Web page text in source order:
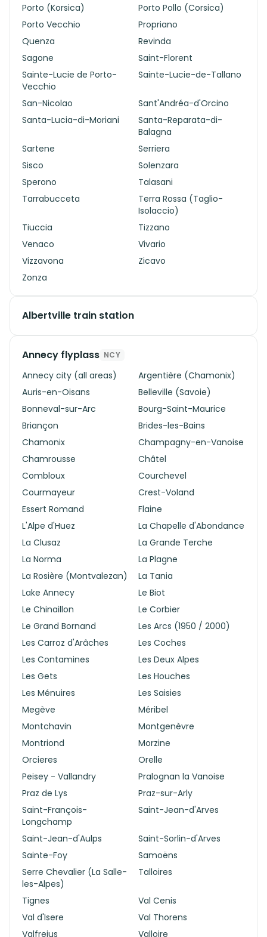
Porto (Korsica)
Porto Pollo (Corsica)
Porto Vecchio
Propriano
Quenza
Revinda
Sagone
Saint-Florent
Sainte-Lucie de Porto-
Vecchio
Sainte-Lucie-de-Tallano
San-Nicolao
Sant'Andréa-d'Orcino
Santa-Lucia-di-Moriani
Santa-Reparata-di-
Balagna
Sartene
Serriera
Sisco
Solenzara
Sperono
Talasani
Tarrabucceta
Terra Rossa (Taglio-
Isolaccio)
Tiuccia
Tizzano
Venaco
Vivario
Vizzavona
Zicavo
Zonza
Albertville train station
Annecy flyplass NCY
Annecy city (all areas)
Argentière (Chamonix)
Auris-en-Oisans
Belleville (Savoie)
Bonneval-sur-Arc
Bourg-Saint-Maurice
Briançon
Brides-les-Bains
Chamonix
Champagny-en-Vanoise
Chamrousse
Châtel
Combloux
Courchevel
Courmayeur
Crest-Voland
Essert Romand
Flaine
L'Alpe d'Huez
La Chapelle d'Abondance
La Clusaz
La Grande Terche
La Norma
La Plagne
La Rosière (Montvalezan)
La Tania
Lake Annecy
Le Biot
Le Chinaillon
Le Corbier
Le Grand Bornand
Les Arcs (1950 / 2000)
Les Carroz d'Arâches
Les Coches
Les Contamines
Les Deux Alpes
Les Gets
Les Houches
Les Ménuires
Les Saisies
Megève
Méribel
Montchavin
Montgenèvre
Montriond
Morzine
Orcieres
Orelle
Peisey - Vallandry
Pralognan la Vanoise
Praz de Lys
Praz-sur-Arly
Saint-François-
Longchamp
Saint-Jean-d'Arves
Saint-Jean-d'Aulps
Saint-Sorlin-d'Arves
Sainte-Foy
Samoëns
Serre Chevalier (La Salle-
les-Alpes)
Talloires
Tignes
Val Cenis
Val d'Isere
Val Thorens
Valfrejus
Valloire